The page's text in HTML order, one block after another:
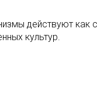
действуют как
культур.